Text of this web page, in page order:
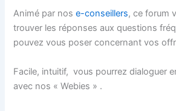
Animé par nose-conseillers, ce forum
trouver les réponses aux questions
pouvez vous poser concernant vos
Facile, intuitif, vous pourrez dialoguer
avec nos « Webies » .